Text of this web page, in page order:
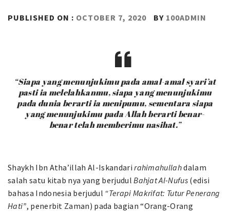
PUBLISHED ON : OCTOBER 7, 2020 BY 100ADMIN
“Siapa yang menunjukimu pada amal-amal syari’at
pasti ia melelahkanmu, siapa yang menunjukimu
pada dunia berarti ia menipumu, sementara siapa
yang menunjukimu pada Allah berarti benar-
benar telah memberimu nasihat.”
Shaykh Ibn Atha’illah Al-Iskandarirahimahullahdalam
salah satu kitab nya yang berjudulBahjat Al-Nufus (edisi
bahasa Indonesia berjudul “Terapi Makrifat: Tutur Penerang
Hati”, penerbit Zaman) pada bagian “Orang-Orang